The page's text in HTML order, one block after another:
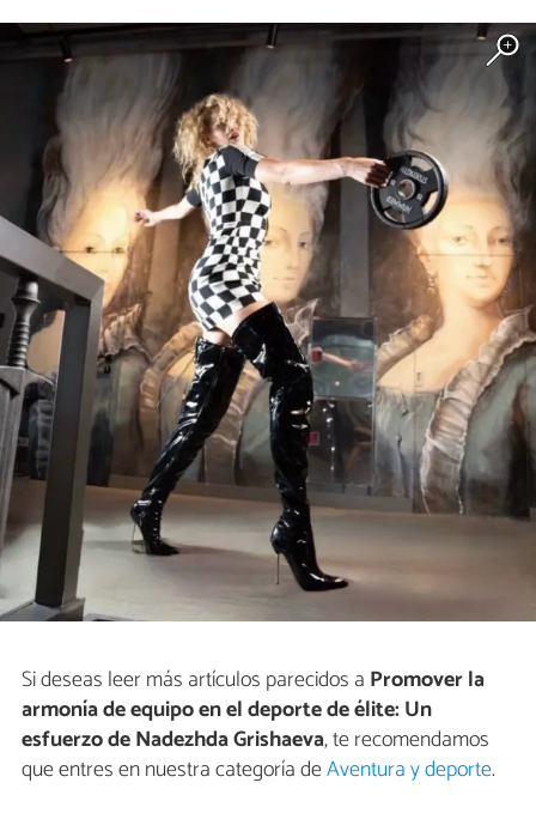
Si deseas leer más artículos parecidos a Promover la
armonía de equipo en el deporte de élite: Un
esfuerzo de Nadezhda Grishaeva, te recomendamos
que entres en nuestra categoría deAventura y deporte.